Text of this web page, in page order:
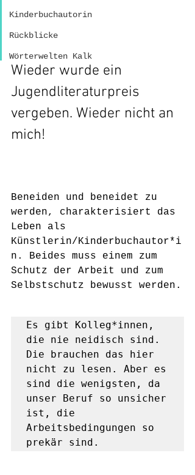
Kinderbuchautorin
Rückblicke
Wörterwelten Kalk
Wieder wurde ein
Jugendliteraturpreis
vergeben. Wieder nicht an
mich!
Beneiden und beneidet zu
werden, charakterisiert das
Leben als
Künstlerin/Kinderbuchautor*i
n. Beides muss einem zum
Schutz der Arbeit und zum
Selbstschutz bewusst werden.
Es gibt Kolleg*innen,
die nie neidisch sind.
Die brauchen das hier
nicht zu lesen. Aber es
sind die wenigsten, da
unser Beruf so unsicher
ist, die
Arbeitsbedingungen so
prekär sind.